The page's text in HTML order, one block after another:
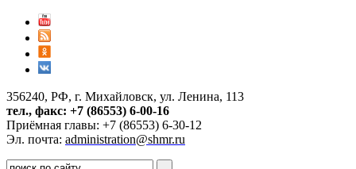
356240, РФ, г. Михайловск, ул. Ленина, 113
тел., факс: +7 (86553) 6-00-16
Приёмная главы: +7 (86553) 6-30-12
Эл. почта: administration@shmr.ru